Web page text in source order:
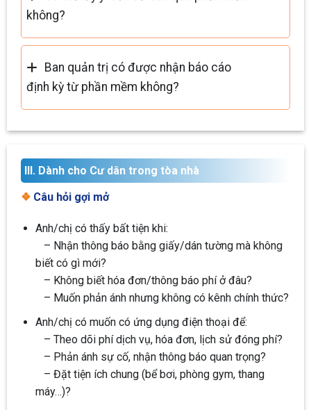
không?
Ban quản trị có được nhận báo cáo
định kỳ từ phần mềm không?
III. Dành cho Cư dân trong tòa nhà
❖ Câu hỏi gợi mở
Anh/chị có thấy bất tiện khi:
– Nhận thông báo bằng giấy/dán tường mà không
biết có gì mới?
– Không biết hóa đơn/thông báo phí ở đâu?
– Muốn phản ánh nhưng không có kênh chính thức?
Anh/chị có muốn có ứng dụng điện thoại để:
– Theo dõi phí dịch vụ, hóa đơn, lịch sử đóng phí?
– Phản ánh sự cố, nhận thông báo quan trọng?
– Đặt tiện ích chung (bể bơi, phòng gym, thang
máy…)?